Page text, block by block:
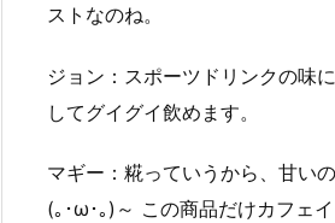
ストなのね。
ジョン：スポーツドリンクの味
してグイグイ飲めます。
マギー：糀っていうから、甘い
(｡･ω･｡)～ この商品だけカフェ